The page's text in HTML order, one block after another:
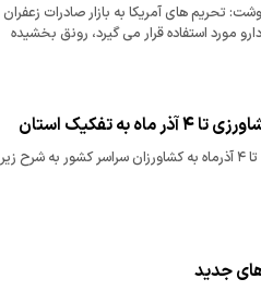
تحریم های آمریکا به بازار صادرات زعفران
مورد استفاده قرار می گیرد، رونق بخشیده
تفکیک استان
توصیه‌های هواشناسی کشاورزی تا ۴ آذرماه به کشاورزان سراسر کشور به شرح زیر
جدید